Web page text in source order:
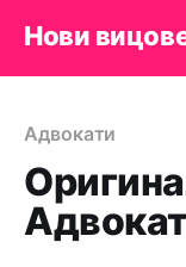
Нови
Адвокати